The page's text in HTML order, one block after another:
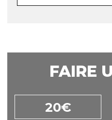
FAIRE
20€